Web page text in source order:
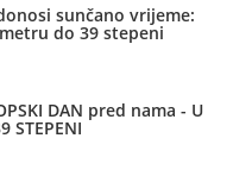
sunčano vrijeme:
do 39 stepeni
DAN pred nama - U
STEPENI